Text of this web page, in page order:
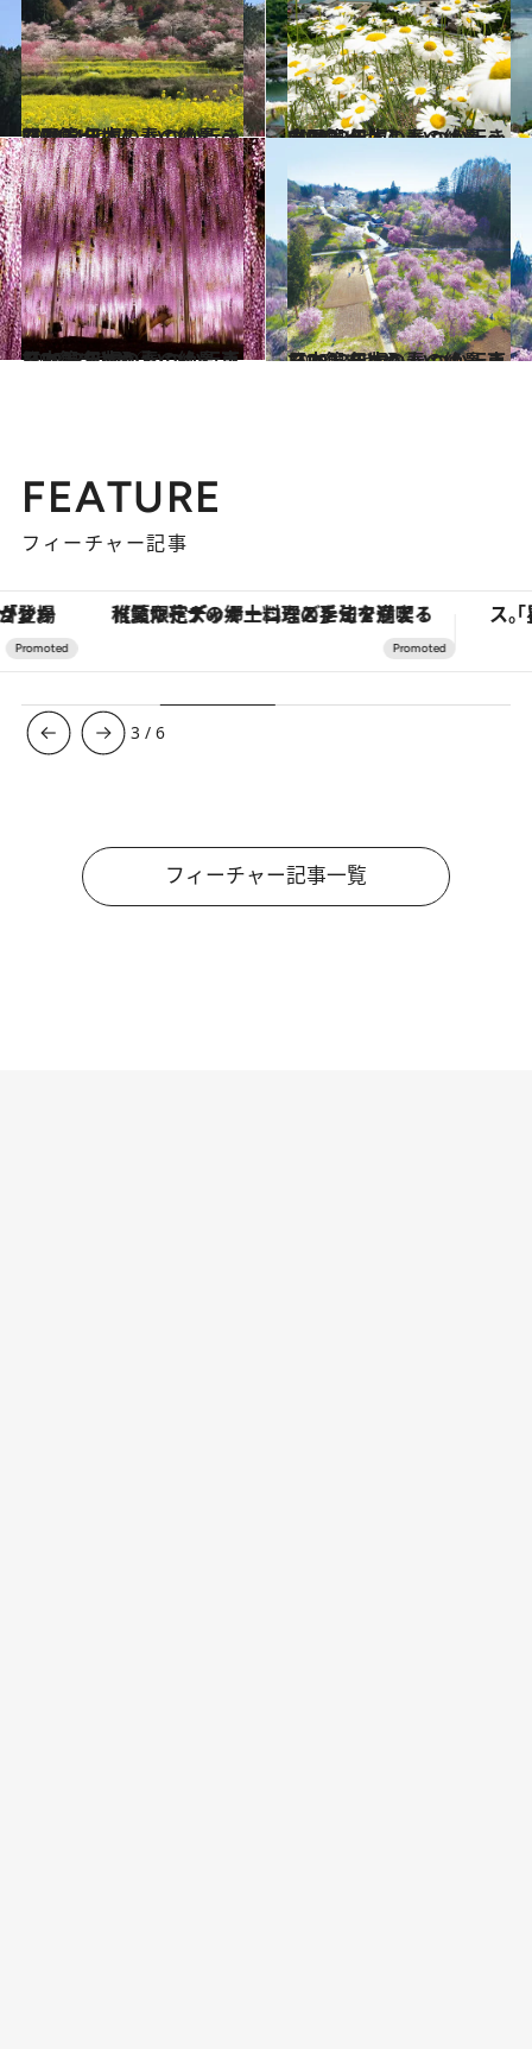
2024.3.30
【2024年版】 いつか行きたい！ 日本の春の絶景 ～四国篇～
旅＆お出かけ 2023.4.4
【2023年版】 いつか行きたい！ 日本の春の絶景 ～中国篇～
旅＆お出かけ
2023.4.7
【2023年版】 いつか行きたい！ 日本の春の絶景 東日本篇まとめ①
旅＆お出かけ 2023.4.7
【2023年版】 いつか行きたい！ 日本の春の絶景 東日本篇まとめ②
旅＆お出かけ
FEATURE
フィーチャー記事
【夏限定ディナーコース】旬を迎える稚鮎や花ズッキーニなどをイタリア・トスカーナの郷土料理の手法で満喫！
3 /6
フィーチャー記事一覧